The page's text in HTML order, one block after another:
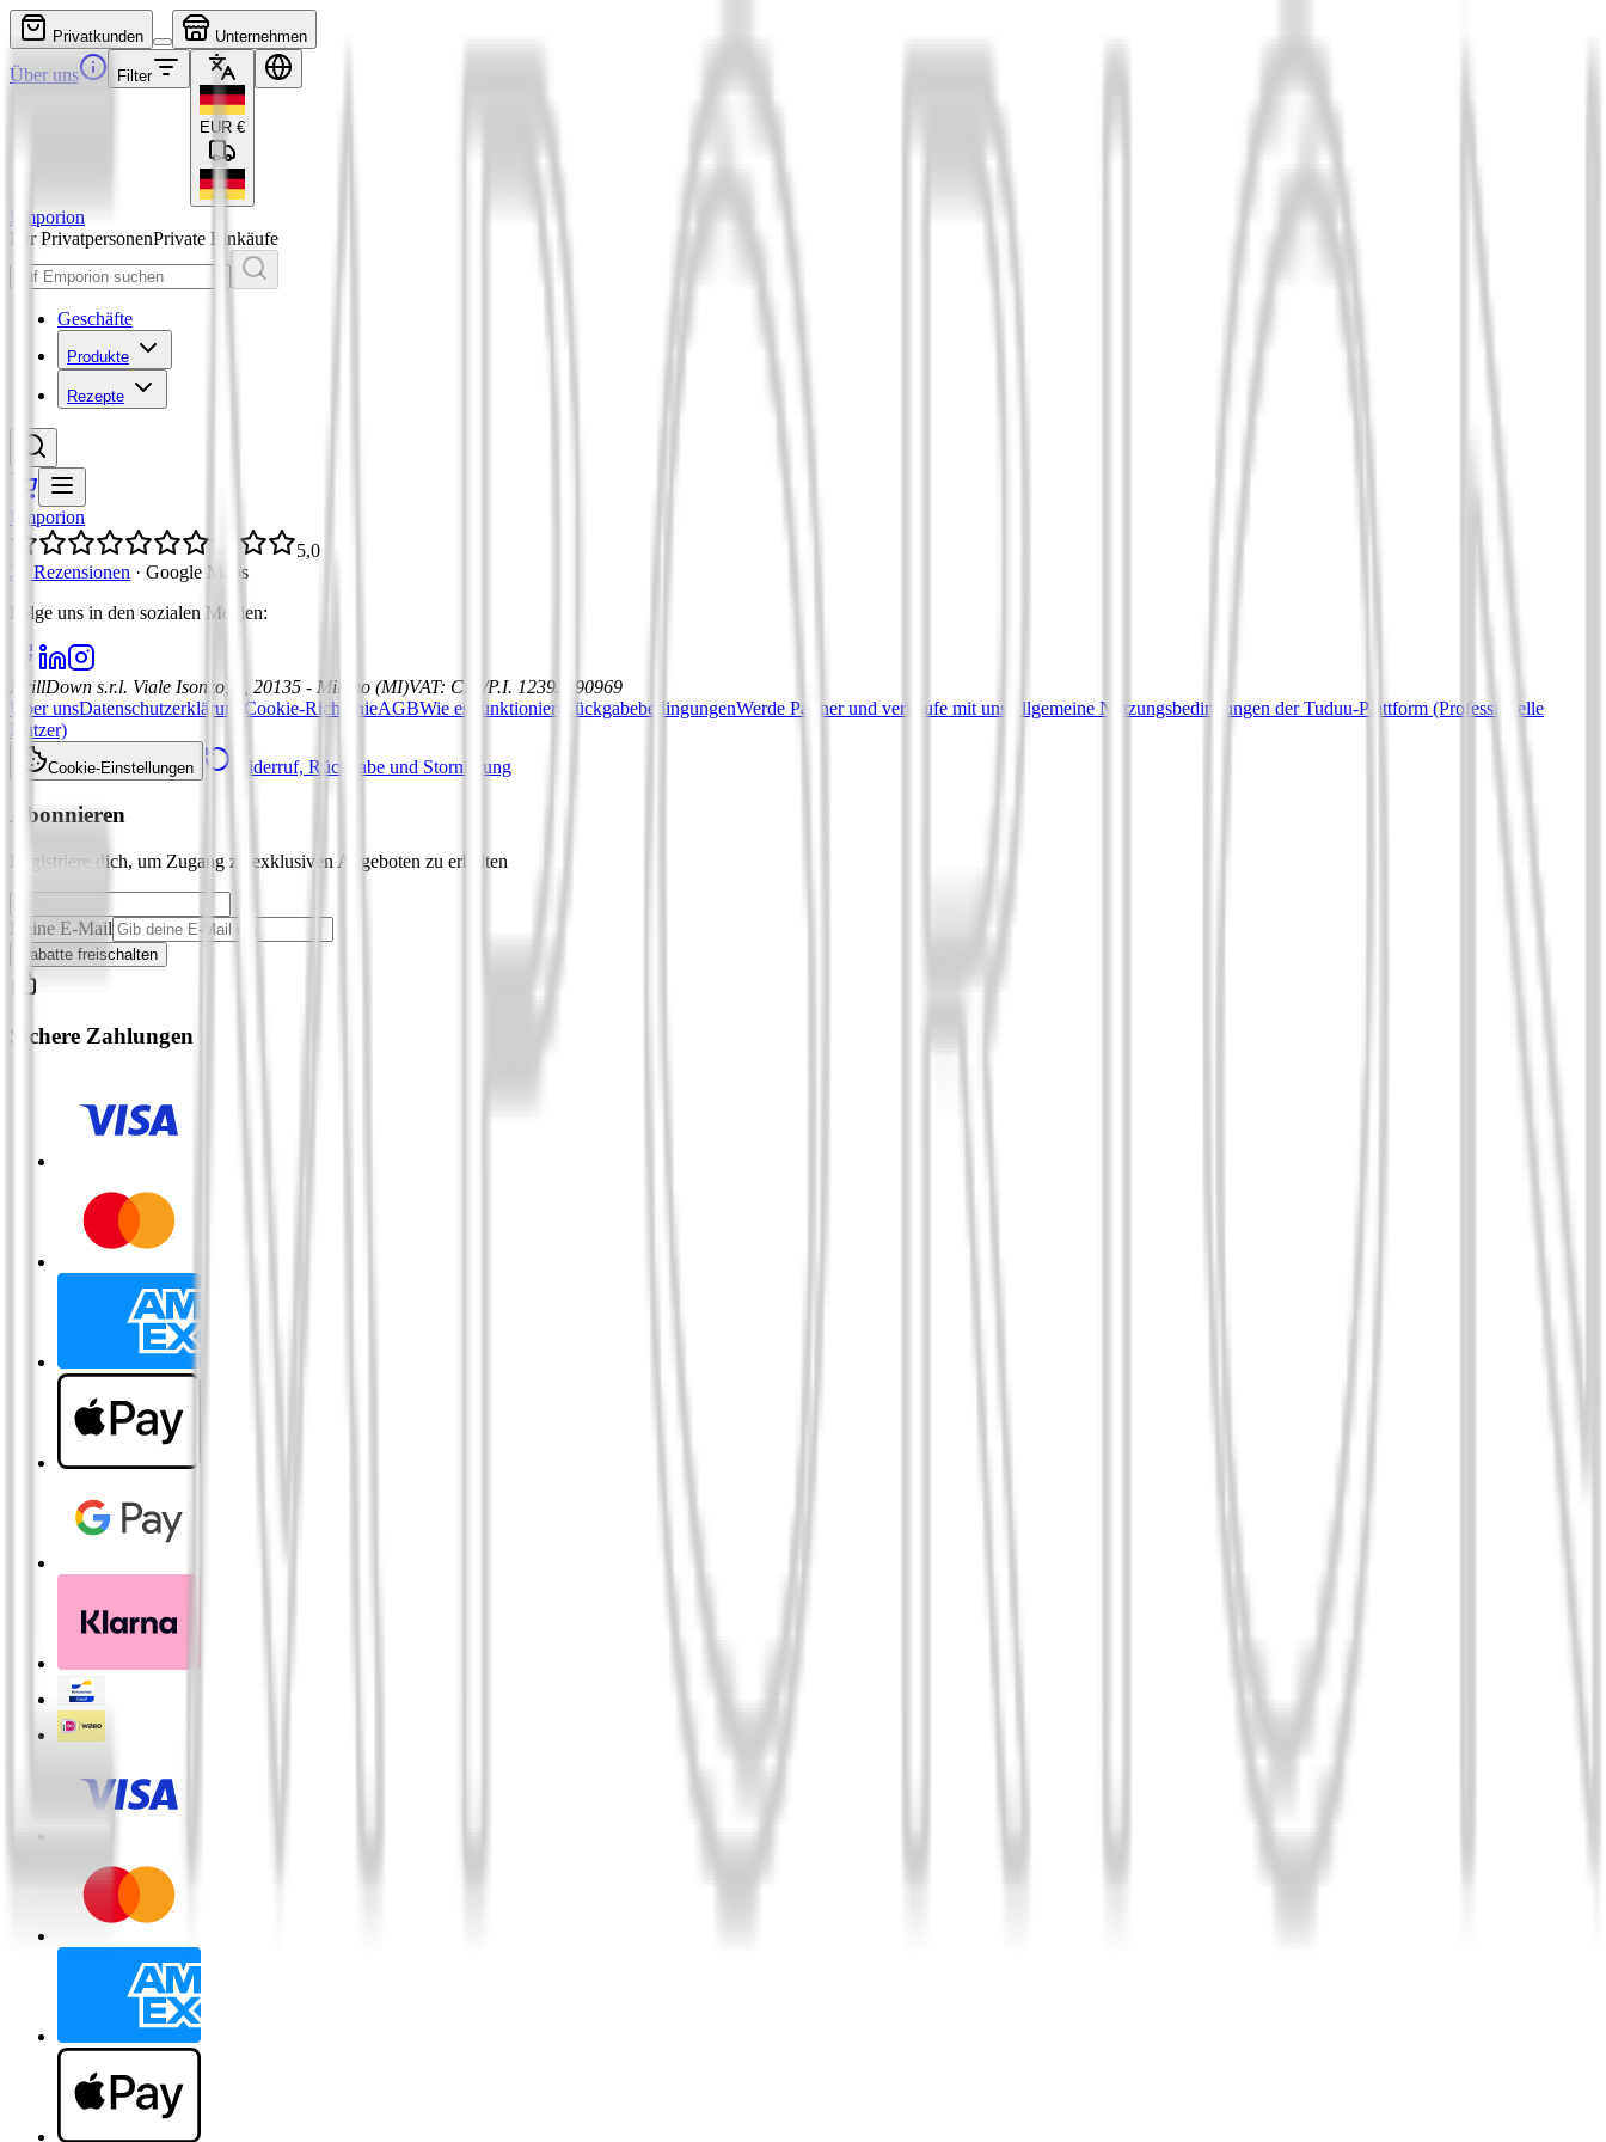
Privatkunden Unternehmen
Über uns Filter
EUR €
Emporion
Für PrivatpersonenPrivate Einkäufe
Geschäfte
Produkte
Rezepte
Emporion
5,0
21 Rezensionen · Google Maps
Folge uns in den sozialen Medien:
DrillDown s.r.l. Viale Isonzo, 8, 20135 - Milano (MI)VAT: C.F./P.I. 12392590969
Über unsDatenschutzerklärung Cookie-RichtlinieAGBWie es funktioniert RückgabebedingungenWerde Partner und verkaufe mit uns
Allgemeine Nutzungsbedingungen der Tuduu-Plattform (Professionelle
Nutzer)
Cookie-Einstellungen Widerruf, Rückgabe und Stornierung
Abonnieren
Registriere dich, um Zugang zu exklusiven Angeboten zu erhalten
Deine E-Mail
Rabatte freischalten
Sichere Zahlungen